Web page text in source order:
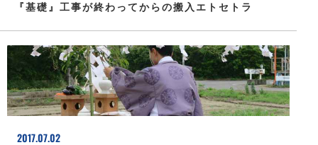
『基礎』工事が終わってからの搬入エトセトラ
2017.07.02